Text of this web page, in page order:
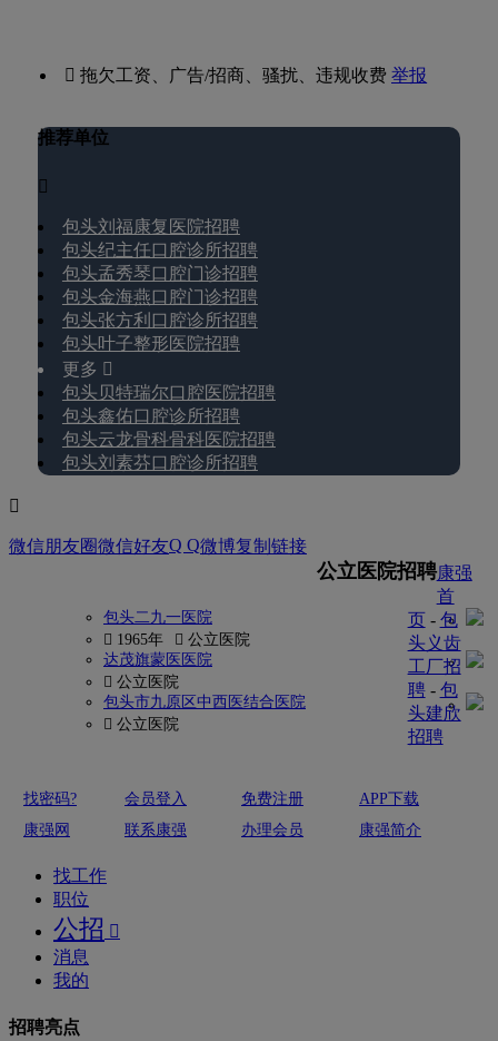
 拖欠工资、广告/招商、骚扰、违规收费举报
推荐单位

包头刘福康复医院招聘
包头纪主任口腔诊所招聘
包头孟秀琴口腔门诊招聘
包头金海燕口腔门诊招聘
包头张方利口腔诊所招聘
包头叶子整形医院招聘
更多 
包头贝特瑞尔口腔医院招聘
包头鑫佑口腔诊所招聘
包头云龙骨科骨科医院招聘
包头刘素芬口腔诊所招聘

微信朋友圈微信好友Q Q微博复制链接
公立医院招聘
包头二九一医院
 1965年
 公立医院
达茂旗蒙医医院
 公立医院
包头市九原区中西医结合医院
 公立医院
康强
首
页- 包
头义齿
工厂招
聘- 包
头建欣
招聘
找密码? 会员登入 免费注册
APP下载
康强网
联系康强 办理会员 康强简介
找工作
职位
公招 
消息
我的
招聘亮点